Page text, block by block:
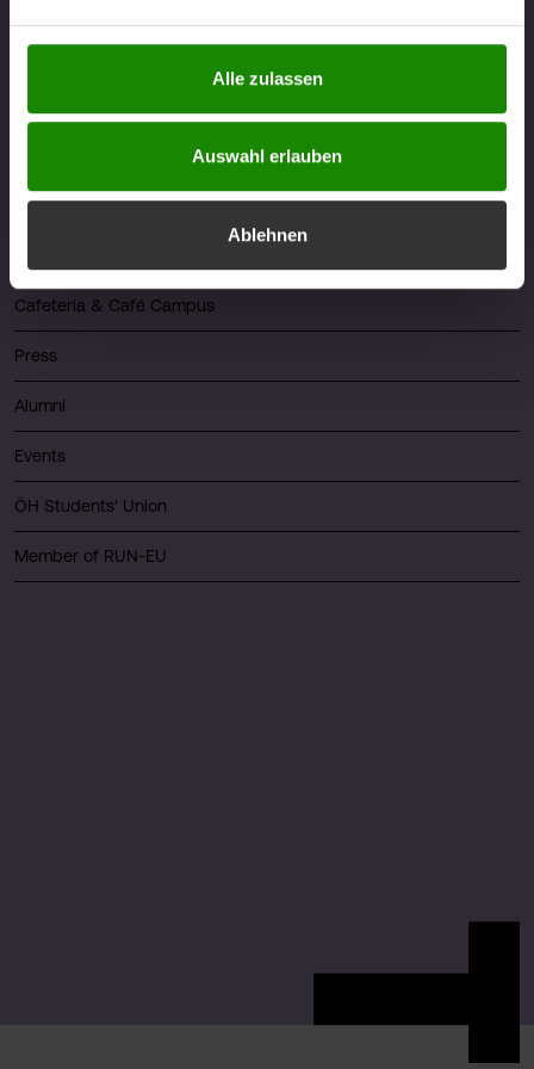
Sie unterhttps://www.fhv.at/datenschutz
Alle zulassen
Auswahl erlauben
Ablehnen
Career
Cafeteria & Café Campus
Press
Alumni
Events
ÖH Students' Union
Member of RUN-EU